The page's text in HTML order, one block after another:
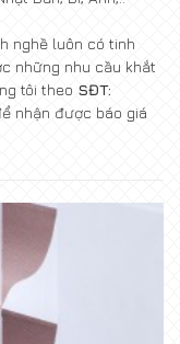
nghề luôn có tinh
những nhu cầu khắt
tôi theo SĐT:
nhận được báo giá